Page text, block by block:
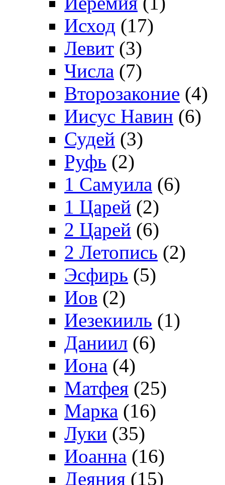
Исход (17)
Левит (3)
Числа (7)
Второзаконие (4)
Иисус Навин (6)
Судей (3)
Руфь (2)
1 Самуила (6)
1 Царей (2)
2 Царей (6)
2 Летопись (2)
Эсфирь (5)
Иов (2)
Иезекииль (1)
Даниил (6)
Иона (4)
Матфея (25)
Марка (16)
Луки (35)
Иоанна (16)
Деяния (15)